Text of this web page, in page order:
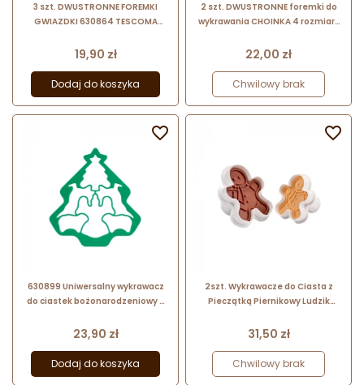
3 szt. DWUSTRONNE FOREMKI
GWIAZDKI 630864 TESCOMA
wykrawania
Cena
19,90 zł
Dodaj do koszyka
2 szt. DWUSTRONNE foremki do
wykrawania CHOINKA 4 rozmiary
Cena
22,00 zł
Chwilowy brak
630899 Uniwersalny wykrawacz
do ciastek bożonarodzeniowy 6
Cena
23,90 zł
Dodaj do koszyka

2szt. Wykrawacze do Ciasta z
Pieczątką Piernikowy Ludzik
Cena
31,50 zł
Chwilowy brak
